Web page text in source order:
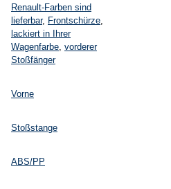
Renault-Farben sind
lieferbar, Frontschürze
lackiert in Ihrer
Wagenfarbe vorderer
Stoßfänger
Vorne
Stoßstange
ABS/PP